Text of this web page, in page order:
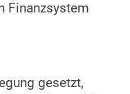
Finanzsystem
gesetzt,